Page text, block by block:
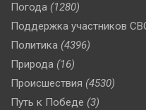
Погода (1280)
Поддержка участников
Политика (4396)
Природа (16)
Происшествия (4530)
Путь к Победе (3)